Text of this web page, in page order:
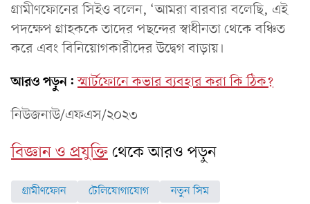
গ্রামীণফোনের সিইও বলেন, ‘আমরা বারবার বলেছি, এই
পদক্ষেপ গ্রাহককে তাদের পছন্দের স্বাধীনতা থেকে বঞ্চিত
করে এবং বিনিয়োগকারীদের উদ্বেগ বাড়ায়।
আরও পড়ুন: স্মার্টফোনে কভার ব্যবহার করা কি ঠিক?
নিউজনাউ/এফএস/২০২৩
বিজ্ঞান ও প্রযুক্তিথেকে আরও পড়ুন
গ্রামীণফোন টেলিযোগাযোগ নতুন সিম